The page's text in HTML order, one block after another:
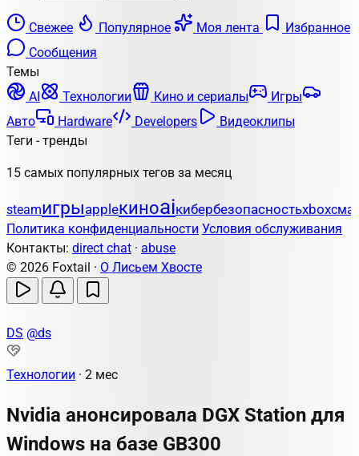
Свежее Популярное Моя лента
Избранное
Сообщения
Темы
AI
Технологии Кино и сериалы
Игры
Авто
Hardware Developers
Видеоклипы
Теги - тренды
15 самых популярных тегов за месяц
steamигрыappleкиноaiкибербезопасностьxbox
Политика конфиденциальности Условия обслуживания
Контакты: direct chat · abuse
© 2026 Foxtail · О Лисьем Хвосте
DS @ds
Технологии · 2 мес
Nvidia анонсировала DGX Station для
Windows на базе GB300